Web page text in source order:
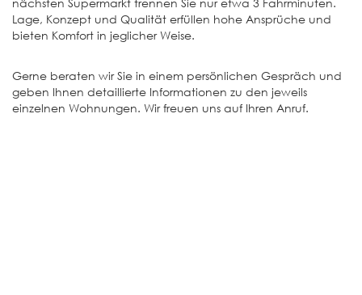
nächsten Supermarkt trennen Sie nur etwa 3 Fahrminuten.
Lage, Konzept und Qualität erfüllen hohe Ansprüche und
bieten Komfort in jeglicher Weise.
Gerne beraten wir Sie in einem persönlichen Gespräch und
geben Ihnen detaillierte Informationen zu den jeweils
einzelnen Wohnungen. Wir freuen uns auf Ihren Anruf.